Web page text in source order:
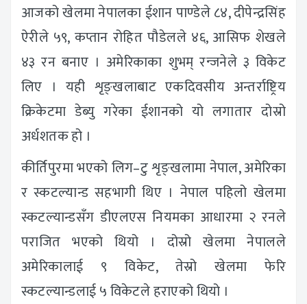
आजको खेलमा नेपालका ईशान पाण्डेले ८४, दीपेन्द्रसिंह
ऐरीले ५९, कप्तान रोहित पौडेलले ४६, आसिफ शेखले
४३ रन बनाए । अमेरिकाका शुभम् रन्जनेले ३ विकेट
लिए । यही शृङ्खलाबाट एकदिवसीय अन्तर्राष्ट्रिय
क्रिकेटमा डेब्यु गरेका ईशानको यो लगातार दोस्रो
अर्धशतक हो ।
कीर्तिपुरमा भएको लिग–टु शृङ्खलामा नेपाल, अमेरिका
र स्कटल्यान्ड सहभागी थिए । नेपाल पहिलो खेलमा
स्कटल्यान्डसँग डीएलएस नियमका आधारमा २ रनले
पराजित भएको थियो । दोस्रो खेलमा नेपालले
अमेरिकालाई ९ विकेट, तेस्रो खेलमा फेरि
स्कटल्यान्डलाई ५ विकेटले हराएको थियो ।